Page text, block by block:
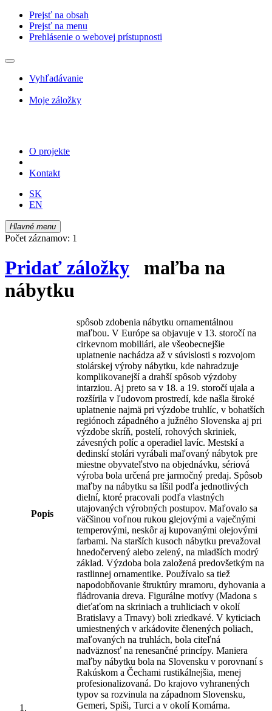
Prejsť na obsah
Prejsť na menu
Prehlásenie o webovej prístupnosti
Vyhľadávanie
Moje záložky
O projekte
Kontakt
SK
EN
Hlavné menu
Počet záznamov: 1
Pridať záložky maľba na
nábytku
Popis
spôsob zdobenia nábytku ornamentálnou
maľbou. V Európe sa objavuje v 13. storočí na
cirkevnom mobiliári, ale všeobecnejšie
uplatnenie nachádza až v súvislosti s rozvojom
stolárskej výroby nábytku, kde nahradzuje
komplikovanejší a drahší spôsob výzdoby
intarziou. Aj preto sa v 18. a 19. storočí ujala a
rozšírila v ľudovom prostredí, kde našla široké
uplatnenie najmä pri výzdobe truhlíc, v bohatších
regiónoch západného a južného Slovenska aj pri
výzdobe skríň, postelí, rohových skriniek,
závesných políc a operadiel lavíc. Mestskí a
dedinskí stolári vyrábali maľovaný nábytok pre
miestne obyvateľstvo na objednávku, sériová
výroba bola určená pre jarmočný predaj. Spôsob
maľby na nábytku sa líšil podľa jednotlivých
dielní, ktoré pracovali podľa vlastných
utajovaných výrobných postupov. Maľovalo sa
väčšinou voľnou rukou glejovými a vaječnými
temperovými, neskôr aj kupovanými olejovými
farbami. Na starších kusoch nábytku prevažoval
hnedočervený alebo zelený, na mladších modrý
základ. Výzdoba bola založená predovšetkým na
rastlinnej ornamentike. Používalo sa tiež
napodobňovanie štruktúry mramoru, dyhovania a
fládrovania dreva. Figurálne motívy (Madona s
dieťaťom na skriniach a truhliciach v okolí
Bratislavy a Trnavy) boli zriedkavé. V kyticiach
umiestnených v arkádovite členených poliach,
maľovaných na truhlách, bola citeľná
nadväznosť na renesančné princípy. Maniera
maľby nábytku bola na Slovensku v porovnaní s
Rakúskom a Čechami rustikálnejšia, menej
profesionalizovaná. Do krajovo vyhranených
typov sa rozvinula na západnom Slovensku,
Gemeri, Spiši, Turci a v okolí Komárna.